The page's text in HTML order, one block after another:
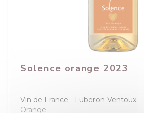
Solence orange 2023
Vin de France
Luberon-Ventoux
Orange